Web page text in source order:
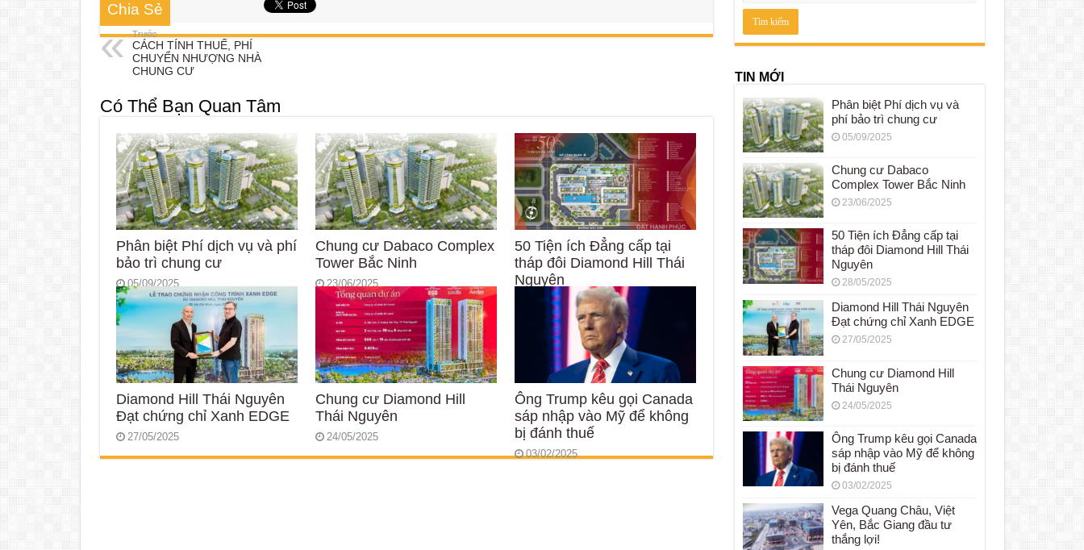
Chia Sẻ
Trước
CÁCH TÍNH THUẾ, PHÍ
CHUYỂN NHƯỢNG NHÀ
CHUNG CƯ
Có Thể Bạn Quan Tâm
Phân biệt Phí dịch vụ và phí
bảo trì chung cư
05/09/2025
Chung cư Dabaco Complex
Tower Bắc Ninh
23/06/2025
50 Tiện ích Đẳng cấp tại
tháp đôi Diamond Hill Thái
Nguyên
28/05/2025
Diamond Hill Thái Nguyên
Đạt chứng chỉ Xanh EDGE
27/05/2025
Chung cư Diamond Hill
Thái Nguyên
24/05/2025
Ông Trump kêu gọi Canada
sáp nhập vào Mỹ để không
bị đánh thuế
03/02/2025
TIN MỚI
Phân biệt Phí dịch vụ và
phí bảo trì chung cư
05/09/2025
Chung cư Dabaco
Complex Tower Bắc Ninh
23/06/2025
50 Tiện ích Đẳng cấp tại
tháp đôi Diamond Hill Thái
Nguyên
28/05/2025
Diamond Hill Thái Nguyên
Đạt chứng chỉ Xanh EDGE
27/05/2025
Chung cư Diamond Hill
Thái Nguyên
24/05/2025
Ông Trump kêu gọi Canada
sáp nhập vào Mỹ để không
bị đánh thuế
03/02/2025
Vega Quang Châu, Việt
Yên, Bắc Giang đầu tư
thắng lợi!